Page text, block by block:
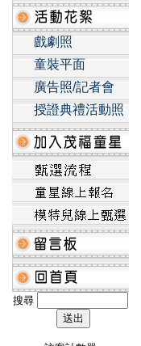
戲劇照
童裝平面
廣告照/記者會
授證典禮活動照
搜尋